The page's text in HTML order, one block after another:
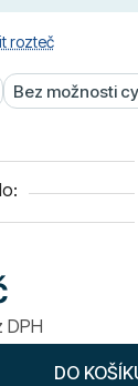
rozteč
Bez možnosti
DPH
DO